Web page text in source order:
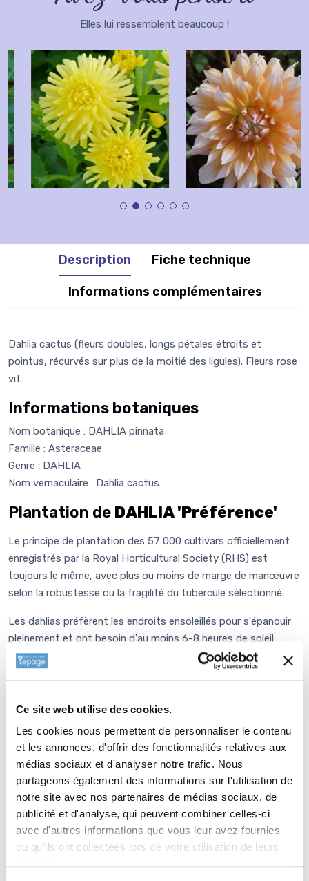
Ce site web utilise des cookies.
Les cookies nous permettent de personnaliser le contenu
et les annonces, d'offrir des fonctionnalités relatives aux
médias sociaux et d'analyser notre trafic. Nous
partageons également des informations sur l'utilisation de
notre site avec nos partenaires de médias sociaux, de
publicité et d'analyse, qui peuvent combiner celles-ci
avec d'autres informations que vous leur avez fournies
ou qu'ils ont collectées lors de votre utilisation de leurs
Elles lui ressemblent beaucoup !
Description Fiche technique
Informations complémentaires
Dahlia cactus (fleurs doubles, longs pétales étroits et
pointus, récurvés sur plus de la moitié des ligules). Fleurs rose
vif.
Informations botaniques
Nom botanique : DAHLIA pinnata
Famille : Asteraceae
Genre : DAHLIA
Nom vernaculaire : Dahlia cactus
Plantation de DAHLIA 'Préférence'
Le principe de plantation des 57 000 cultivars officiellement
enregistrés par la Royal Horticultural Society (RHS) est
toujours le même, avec plus ou moins de marge de manœuvre
selon la robustesse ou la fragilité du tubercule sélectionné.
Les dahlias préfèrent les endroits ensoleillés pour s'épanouir
pleinement et ont besoin d'au moins 6-8 heures de soleil
direct par jour. Les dahlias apprécient un sol bien drainé, riche
en matière organique. Travaillez le sol à une profondeur
décomposé.
Plantez les tubercules des dahlias au printemps une fois les
risques de gelée passés. La partie pointue du tubercule doit
toujours être orientée vers le haut. Quelle que soit la taille de
votre tubercule, le haut de ce dernier devra se trouver à 10 cm
de profondeur et être recouvert de terre.
Espacez les tubercules de 40 à 100 cm, en fonction de la
largeur de la variété choisie. Arrosez régulièrement, surtout en